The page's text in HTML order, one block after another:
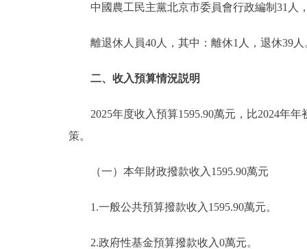
中國農工民主黨北京市委員會行政編制31人
離退休人員40人，其中：離休1人，退休39人
二、收入預算情況説明
2025年度收入預算1595.90萬元，比2024年年
策。
（一）本年財政撥款收入1595.90萬元
1.一般公共預算撥款收入1595.90萬元。
2.政府性基金預算撥款收入0萬元。